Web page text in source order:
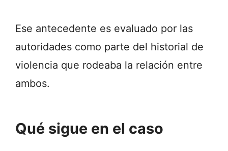
Ese antecedente es evaluado por las
autoridades como parte del historial de
violencia que rodeaba la relación entre
ambos.
Qué sigue en el caso